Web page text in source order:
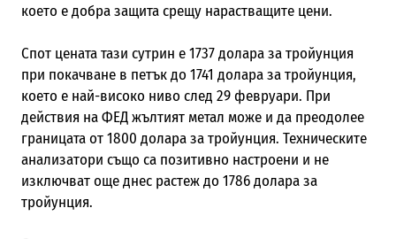
което е добра защита срещу нарастващите цени.
Спот цената тази сутрин е 1737 долара за тройунция
при покачване в петък до 1741 долара за тройунция,
което е най-високо ниво след 29 февруари. При
действия на ФЕД жълтият метал може и да преодолее
границата от 1800 долара за тройунция. Техническите
анализатори също са позитивно настроени и не
изключват още днес растеж до 1786 долара за
тройунция.